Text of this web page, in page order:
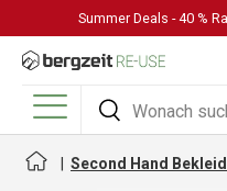
DIREKT ZUM INHALT
Summer Deals - 40 %
Suchen
Suchen
Menü
Second Hand